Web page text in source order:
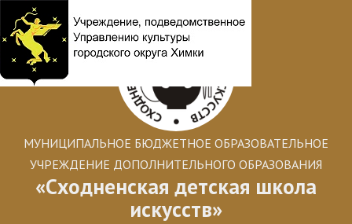
МУНИЦИПАЛЬНОЕ БЮДЖЕТНОЕ ОБРАЗОВАТЕЛЬНОЕ
УЧРЕЖДЕНИЕ ДОПОЛНИТЕЛЬНОГО ОБРАЗОВАНИЯ
«Сходненская детская школа
искусств»